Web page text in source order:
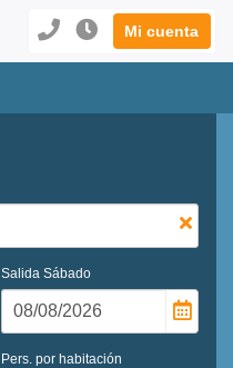
Mi cuenta
Salida Sábado
Pers. por habitación